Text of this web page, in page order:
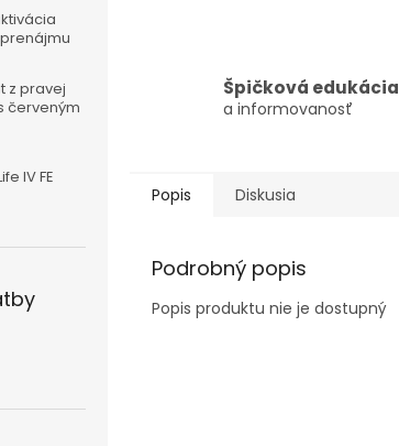
z pravej
červeným
IV FE
Špičková edukácia
a informovanosť
Popis Diskusia
Podrobný popis
Popis produktu nie je dostupný